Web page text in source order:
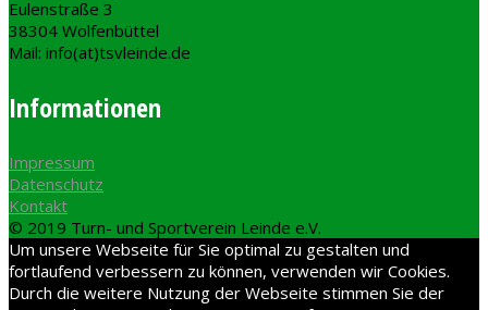
Eulenstraße 3
38304 Wolfenbüttel
Mail: info(at)tsvleinde.de
Informationen
Impressum
Datenschutz
Kontakt
© 2019 Turn- und Sportverein Leinde e.V.
Um unsere Webseite für Sie optimal zu gestalten und
fortlaufend verbessern zu können, verwenden wir Cookies.
Durch die weitere Nutzung der Webseite stimmen Sie der